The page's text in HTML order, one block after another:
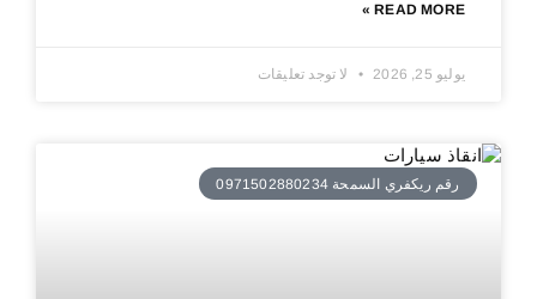
READ MORE »
يوليو 25, 2026 لا توجد تعليقات
رقم ريكفري السمحة 0971502880234